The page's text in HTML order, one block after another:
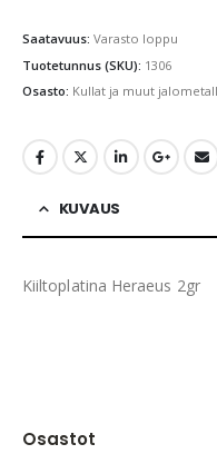
Saatavuus: Varasto loppu
Tuotetunnus (SKU): 1306
Osasto: Kullat ja muut
KUVAUS
Kiiltoplatina Heraeus 2gr
Osastot